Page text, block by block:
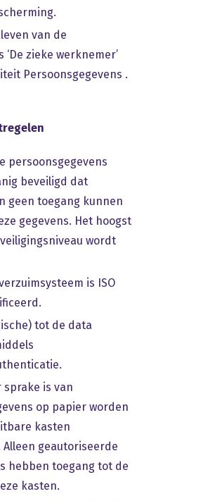
van de
‘De zieke werknemer’
Persoonsgegevens .
persoonsgegevens
beveiligd dat
geen toegang kunnen
gegevens. Het hoogst
wordt
is ISO
tot de data
sprake is van
op papier worden
kasten
geautoriseerde
hebben toegang tot de
kasten.